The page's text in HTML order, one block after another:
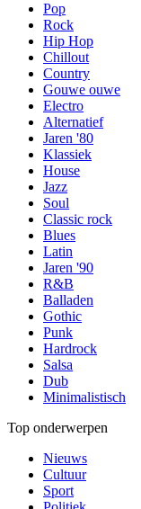
Pop
Rock
Hip Hop
Chillout
Country
Gouwe ouwe
Electro
Alternatief
Jaren '80
Klassiek
House
Jazz
Soul
Classic rock
Blues
Latin
Jaren '90
R&B
Balladen
Gothic
Punk
Hardrock
Salsa
Dub
Minimalistisch
Top onderwerpen
Nieuws
Cultuur
Sport